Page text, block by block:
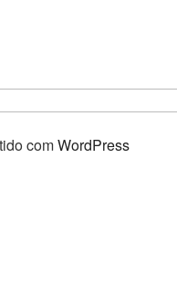
comWordPress